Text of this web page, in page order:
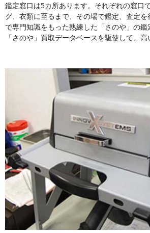
鑑定窓口は5カ所あります。それぞれの窓口
グ、衣類に至るまで、その場で鑑定、査定
で専門知識をもった熟練した「さのや」の
「さのや」買取データベースを駆使して、高